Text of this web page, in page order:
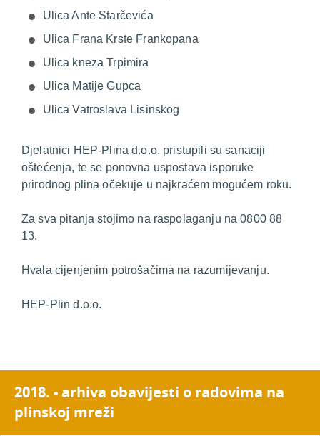
Ulica Ante Starčevića
Ulica Frana Krste Frankopana
Ulica kneza Trpimira
Ulica Matije Gupca
Ulica Vatroslava Lisinskog
Djelatnici HEP-Plina d.o.o. pristupili su sanaciji
oštećenja, te se ponovna uspostava isporuke
prirodnog plina očekuje u najkraćem mogućem roku.
Za sva pitanja stojimo na raspolaganju na 0800 88
13.
Hvala cijenjenim potrošačima na razumijevanju.
HEP-Plin d.o.o.
2018. - arhiva obavijesti o radovima na
plinskoj mreži